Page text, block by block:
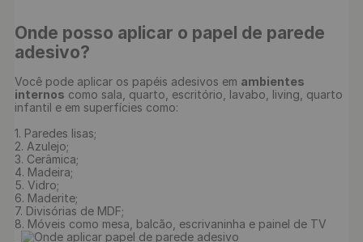
Onde posso aplicar o papel de parede
adesivo?
Você pode aplicar os papéis adesivos em ambientes
internos como sala, quarto, escritório, lavabo, living, quarto
infantil e em superfícies como:
1. Paredes lisas;
2. Azulejo;
3. Cerâmica;
4. Madeira;
5. Vidro;
6. Maderite;
7. Divisórias de MDF;
8. Móveis como mesa, balcão, escrivaninha e painel de TV